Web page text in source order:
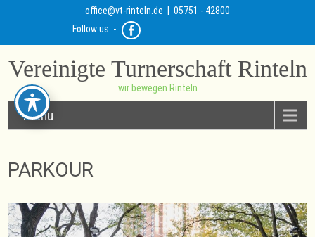
office@vt-rinteln.de | 05751 - 42800
Follow us :-
Vereinigte Turnerschaft Rinteln
wir bewegen Rinteln
Menu
PARKOUR